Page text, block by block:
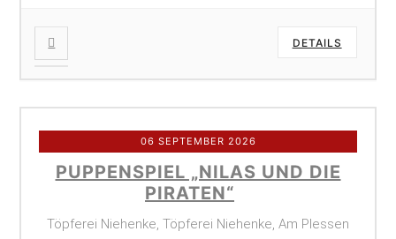
DETAILS
06 SEPTEMBER 2026
PUPPENSPIEL „NILAS UND DIE
PIRATEN“
Töpferei Niehenke, Töpferei Niehenke, Am Plessen